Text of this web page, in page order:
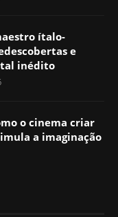
ítalo-
e
inédito
o cinema criar
a imaginação